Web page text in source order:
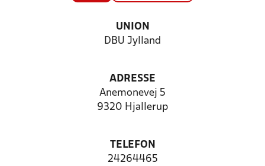
UNION
DBU Jylland
ADRESSE
Anemonevej 5
9320 Hjallerup
TELEFON
24264465